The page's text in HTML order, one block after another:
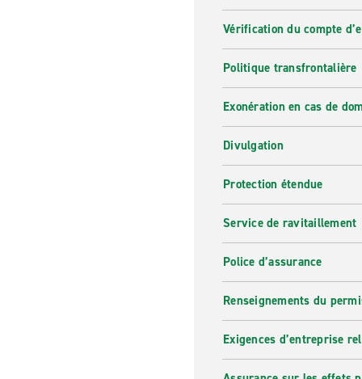
Vérification du compte
Politique transfrontalière
Exonération en cas de
Divulgation
Protection étendue
Service de ravitaillement
Police d’assurance
Renseignements du
Exigences d’entreprise